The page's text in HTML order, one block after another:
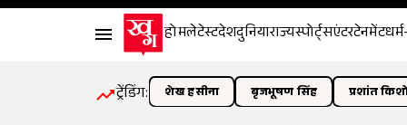
होमलेटेस्टदेशदुनियाराज्यस्पोर्ट्सएंटरटेनमेंट
ट्रेंडिंग: शेख हसीना बृजभूषण सिंह प्रशांत